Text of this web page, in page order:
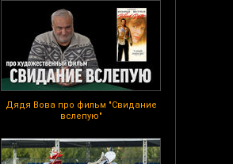
Дядя Вова про фильм "Свидание
вслепую"